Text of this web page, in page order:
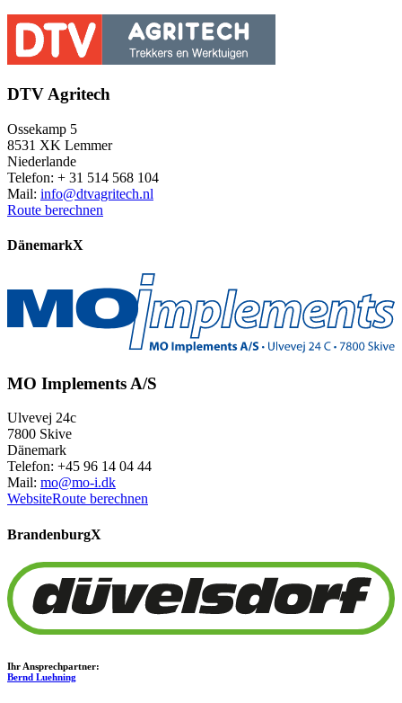
DTV Agritech
Ossekamp 5
8531 XK Lemmer
Niederlande
Telefon: + 31 514 568 104
Mail: info@dtvagritech.nl
Route berechnen
DänemarkX
MO Implements A/S
Ulvevej 24c
7800 Skive
Dänemark
Telefon: +45 96 14 04 44
Mail: mo@mo-i.dk
WebsiteRoute berechnen
BrandenburgX
Ihr Ansprechpartner:
Bernd Luehning